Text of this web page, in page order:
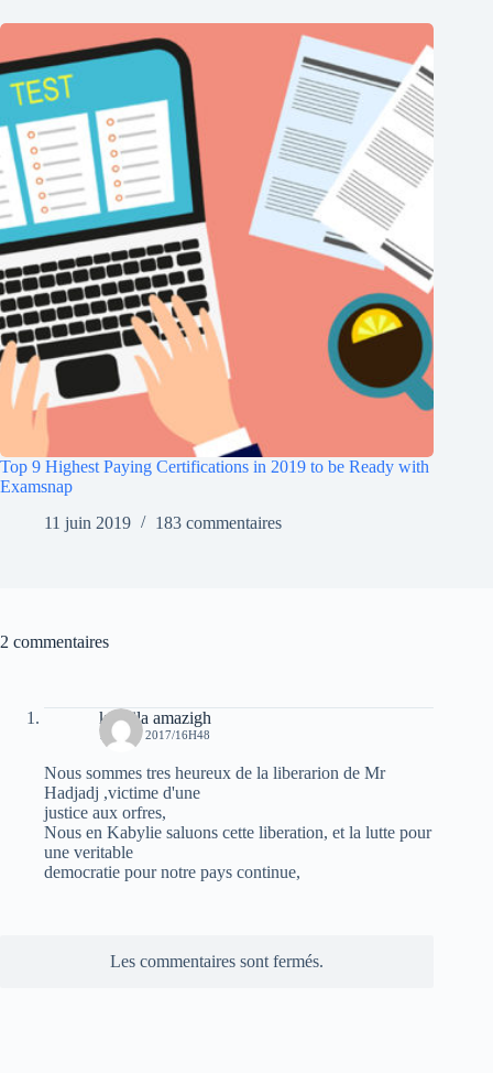
Top 9 Highest Paying Certifications in 2019 to be Ready with
Examsnap
11 juin 2019
183 commentaires
2 commentaires
koceila amazigh
12 JUIN 2017/16H48
Nous sommes tres heureux de la liberarion de Mr
Hadjadj ,victime d'une
justice aux orfres,
Nous en Kabylie saluons cette liberation, et la lutte pour
une veritable
democratie pour notre pays continue,
Les commentaires sont fermés.